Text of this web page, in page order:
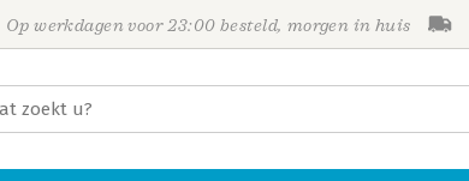
Op werkdagen voor 23:00 besteld, morgen in huis